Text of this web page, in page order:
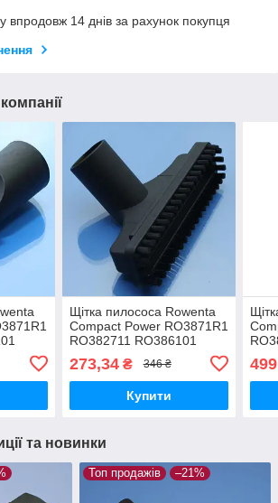
впродовж 14 днів за рахунок покупця
Щітка пилососа Rowenta
Compact Power RO3871R1
RO382711 RO386101
RO384111 з ворсом мала
273,34₴ 346 ₴
Купити
та новинки
Топ продажів –21%